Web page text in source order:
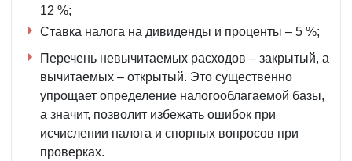
12 %;
Ставка налога на дивиденды и проценты – 5 %;
Перечень невычитаемых расходов – закрытый, а
вычитаемых – открытый. Это существенно
упрощает определение налогооблагаемой базы,
а значит, позволит избежать ошибок при
исчислении налога и спорных вопросов при
проверках.